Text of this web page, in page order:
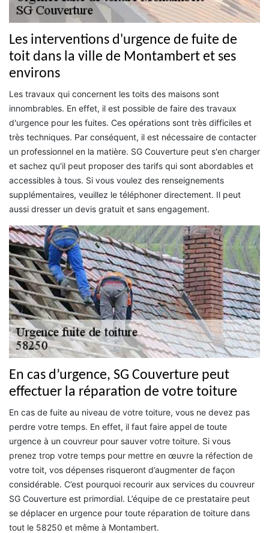
Les interventions d'urgence de fuite de
toit dans la ville de Montambert et ses
environs
Les travaux qui concernent les toits des maisons sont
innombrables. En effet, il est possible de faire des travaux
d'urgence pour les fuites. Ces opérations sont très difficiles et
très techniques. Par conséquent, il est nécessaire de contacter
un professionnel en la matière. SG Couverture peut s'en charger
et sachez qu'il peut proposer des tarifs qui sont abordables et
accessibles à tous. Si vous voulez des renseignements
supplémentaires, veuillez le téléphoner directement. Il peut
aussi dresser un devis gratuit et sans engagement.
En cas d’urgence, SG Couverture peut
effectuer la réparation de votre toiture
En cas de fuite au niveau de votre toiture, vous ne devez pas
perdre votre temps. En effet, il faut faire appel de toute
urgence à un couvreur pour sauver votre toiture. Si vous
prenez trop votre temps pour mettre en œuvre la réfection de
votre toit, vos dépenses risqueront d’augmenter de façon
considérable. C’est pourquoi recourir aux services du couvreur
SG Couverture est primordial. L’équipe de ce prestataire peut
se déplacer en urgence pour toute réparation de toiture dans
tout le 58250 et même à Montambert.